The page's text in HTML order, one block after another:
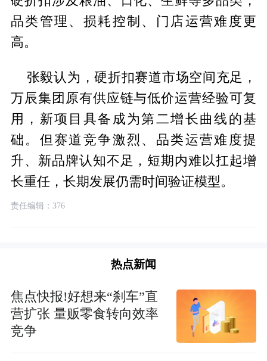
品类管理、损耗控制、门店运营难度更
高。
张毅认为，硬折扣赛道市场空间充足，
万辰集团原有供应链与低价运营经验可复
用，新项目具备成为第二增长曲线的基
础。但赛道竞争激烈、品类运营难度提
升、新品牌认知不足，短期内难以扛起增
长重任，长期发展仍需时间验证模型。
责任编辑：376
热点新闻
焦点快报!好想来“刹车”直
营扩张 量贩零食转向效率
竞争